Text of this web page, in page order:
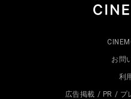
お問
利
広告掲載 / PR / プ